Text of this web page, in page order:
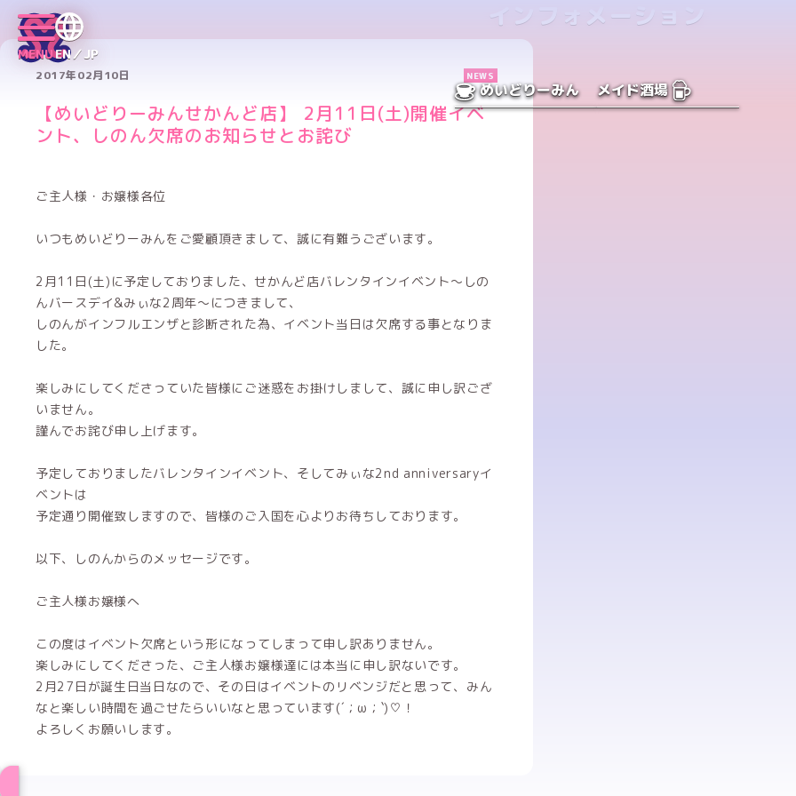
MENUEN／JP
めいどりーみん メイド酒場
インフォメーション
2017年02月10日 NEWS
【めいどりーみんせかんど店】 2月11日(土)開催イベ
ント、しのん欠席のお知らせとお詫び
ご主人様・お嬢様各位
いつもめいどりーみんをご愛顧頂きまして、誠に有難うございます。
2月11日(土)に予定しておりました、せかんど店バレンタインイベント〜しの
んバースデイ&みぃな2周年〜につきまして、
しのんがインフルエンザと診断された為、イベント当日は欠席する事となりま
した。
楽しみにしてくださっていた皆様にご迷惑をお掛けしまして、誠に申し訳ござ
いません。
謹んでお詫び申し上げます。
予定しておりましたバレンタインイベント、そしてみぃな2nd anniversaryイ
ベントは
予定通り開催致しますので、皆様のご入国を心よりお待ちしております。
以下、しのんからのメッセージです。
ご主人様お嬢様へ
この度はイベント欠席という形になってしまって申し訳ありません。
楽しみにしてくださった、ご主人様お嬢様達には本当に申し訳ないです。
2月27日が誕生日当日なので、その日はイベントのリベンジだと思って、みん
なと楽しい時間を過ごせたらいいなと思っています(´；ω；`)♡！
よろしくお願いします。